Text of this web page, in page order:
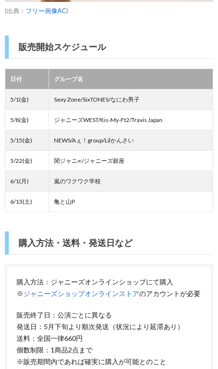
(出典： フリー画像AC)
販売開始スケジュール
日付 グループ名
5/1(金) Sexy Zone/SixTONES/なにわ男子
5/8(金) ジャニーズWEST/Kis-My-Ft2/Travis Japan
5/15(金) NEWS/Aぇ！group/Lilかんさい
5/22(金) 関ジャニ∞/ジャニーズ銀座
6/1(月) 嵐のワクワク学校
6/13(土) 亀と山P
購入方法・送料・発送日など
購入方法：ジャニーズオンラインショップにて購入
※ジャニーズショップオンラインストアのアカウントが必要
販売終了日：公演ごとに異なる
発送日：5月下旬より順次発送（状況により延滞あり）
送料：全国一律660円
個数制限：1商品2点まで
※販売期間内であれば確実に購入が可能とのこと